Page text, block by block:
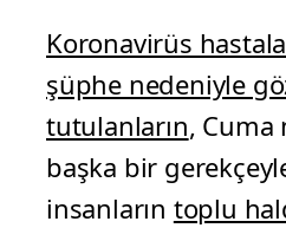
Koronavirüs
şüphe nedeniyle
tutulanların, Cuma
başka bir
insanların toplu